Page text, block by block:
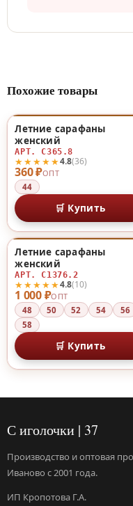
Похожие товары
360 ₽ОПТ
★★★★★4.8(36)
Летние сарафаны
женский
АРТ. С365.8
44
🛒 Купить
1 000 ₽ОПТ
★★★★★4.8(10)
Летние сарафаны
женский
АРТ. С1376.2
48 50 52 54
56
58
🛒 Купить
С иголочки | 37
Производство и оптовая
Иваново с 2001 года.
ИП Кропотова Г.А.